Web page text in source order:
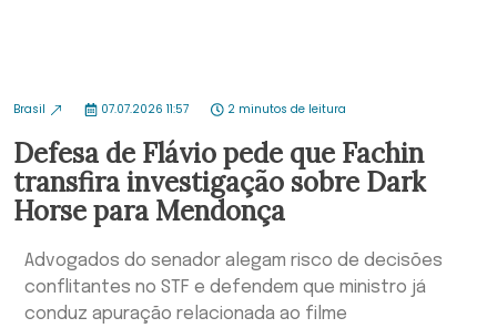
Brasil 07.07.2026 11:57 2 minutos de leitura
Defesa de Flávio pede que Fachin
transfira investigação sobre Dark
Horse para Mendonça
Advogados do senador alegam risco de decisões
conflitantes no STF e defendem que ministro já
conduz apuração relacionada ao filme